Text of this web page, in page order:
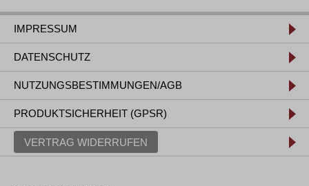
IMPRESSUM
DATENSCHUTZ
NUTZUNGSBESTIMMUNGEN/AGB
PRODUKTSICHERHEIT (GPSR)
VERTRAG WIDERRUFEN